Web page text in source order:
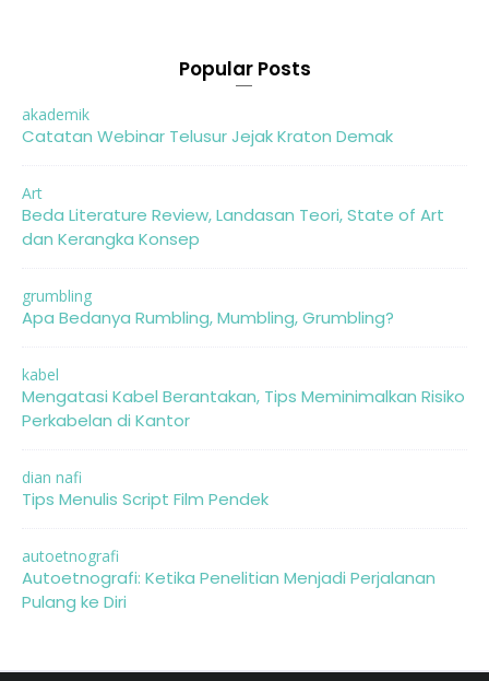
Popular Posts
akademik
Catatan Webinar Telusur Jejak Kraton Demak
Art
Beda Literature Review, Landasan Teori, State of Art
dan Kerangka Konsep
grumbling
Apa Bedanya Rumbling, Mumbling, Grumbling?
kabel
Mengatasi Kabel Berantakan, Tips Meminimalkan Risiko
Perkabelan di Kantor
dian nafi
Tips Menulis Script Film Pendek
autoetnografi
Autoetnografi: Ketika Penelitian Menjadi Perjalanan
Pulang ke Diri